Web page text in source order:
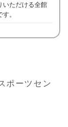
いただける全館
。
ポーツセン